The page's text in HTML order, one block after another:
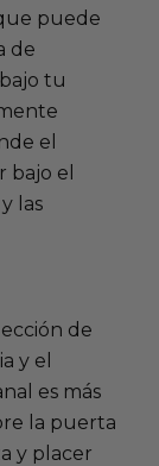
puede
de
tu
el
bajo el
las
de
y el
es más
la puerta
y placer